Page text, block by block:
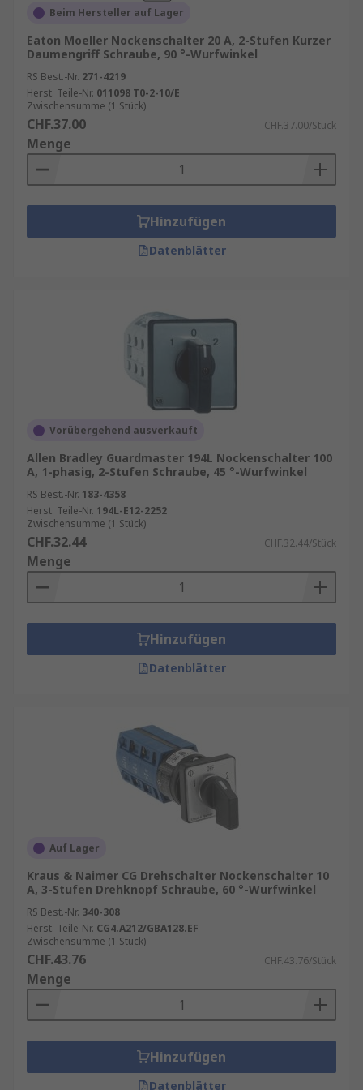
Beim Hersteller auf Lager
Eaton Moeller Nockenschalter 20 A, 2-Stufen Kurzer
Daumengriff Schraube, 90 °-Wurfwinkel
RS Best.-Nr. 271-4219
Herst. Teile-Nr. 011098 T0-2-10/E
Zwischensumme (1 Stück)
CHF.37.00 CHF.37.00/Stück
Menge
Hinzufügen
Datenblätter
Vorübergehend ausverkauft
Allen Bradley Guardmaster 194L Nockenschalter 100
A, 1-phasig, 2-Stufen Schraube, 45 °-Wurfwinkel
RS Best.-Nr. 183-4358
Herst. Teile-Nr. 194L-E12-2252
Zwischensumme (1 Stück)
CHF.32.44 CHF.32.44/Stück
Menge
Hinzufügen
Datenblätter
Auf Lager
Kraus & Naimer CG Drehschalter Nockenschalter 10
A, 3-Stufen Drehknopf Schraube, 60 °-Wurfwinkel
RS Best.-Nr. 340-308
Herst. Teile-Nr. CG4.A212/GBA128.EF
Zwischensumme (1 Stück)
CHF.43.76 CHF.43.76/Stück
Menge
Hinzufügen
Datenblätter